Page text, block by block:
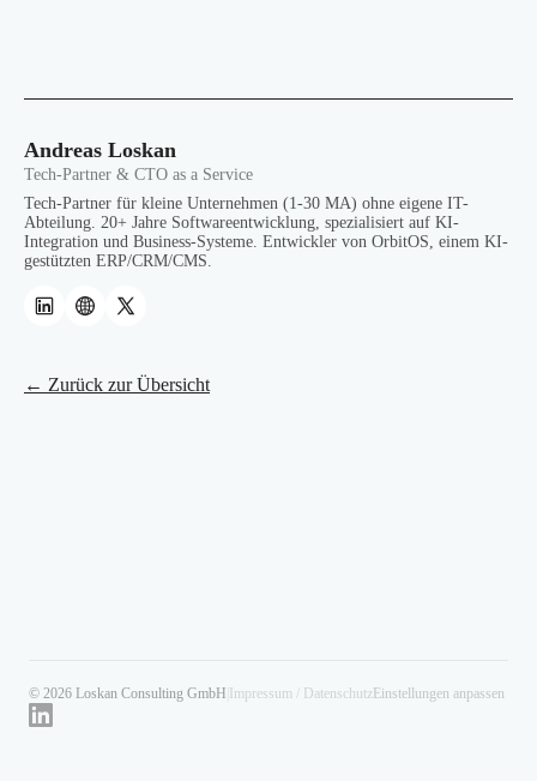
Andreas Loskan
Tech-Partner & CTO as a Service
Tech-Partner für kleine Unternehmen (1-30 MA) ohne eigene IT-
Abteilung. 20+ Jahre Softwareentwicklung, spezialisiert auf KI-
Integration und Business-Systeme. Entwickler von OrbitOS, einem KI-
gestützten ERP/CRM/CMS.
← Zurück zur Übersicht
© 2026 Loskan Consulting GmbH Impressum / Datenschutz Einstellungen anpassen